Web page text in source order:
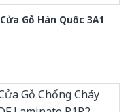
Cửa Gỗ Hàn Quốc 3A1